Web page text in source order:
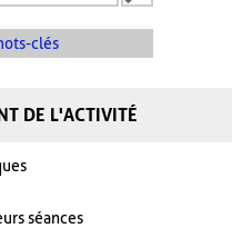
clés
DE L'ACTIVITÉ
séances